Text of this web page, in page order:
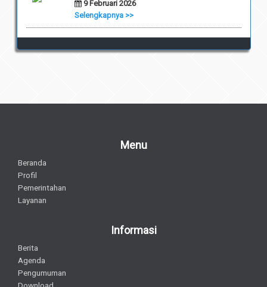
9 Februari 2026
Selengkapnya >>
Menu
Beranda
Profil
Pemerintahan
Layanan
Informasi
Berita
Agenda
Pengumuman